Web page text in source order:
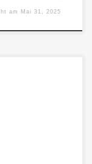
am Mai 31, 2025